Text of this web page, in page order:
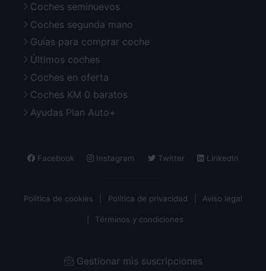
Coches seminuevos
Coches segunda mano
Guías para comprar coche
Últimos coches
Coches en oferta
Coches KM 0 baratos
Ayudas Plan Auto+
Facebook Instagram Twitter LinkedIn
Política de cookies Política de privacidad Aviso legal
Términos y condiciones
Gestionar mis suscripciones